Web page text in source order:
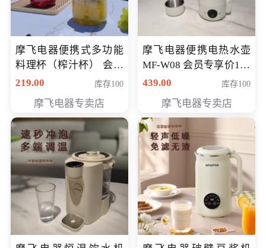
摩飞电器便携式多功能
料理杯（榨汁杯） 会员
专享价118元
219.00 库存100
摩飞电器专卖店
摩飞电器便携电热水壶
MF-W08 会员专享价198
元
439.00 库存100
摩飞电器专卖店